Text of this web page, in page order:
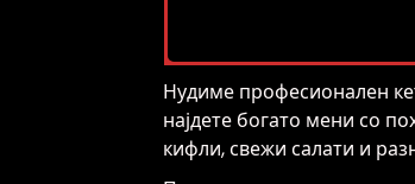
Нудиме професионален
најдете богато мени со
кифли, свежи салати и